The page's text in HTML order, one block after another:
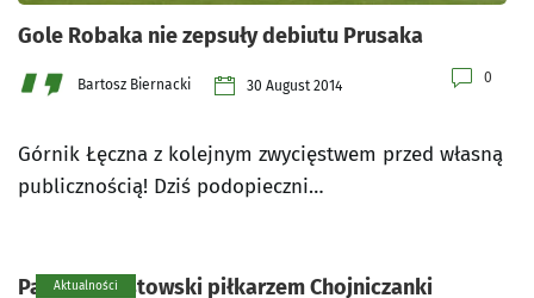
Gole Robaka nie zepsuły debiutu Prusaka
Bartosz Biernacki 30 August 2014 0
Górnik Łęczna z kolejnym zwycięstwem przed własną
publicznością! Dziś podopieczni…
Aktualności
Paweł Zawistowski piłkarzem Chojniczanki